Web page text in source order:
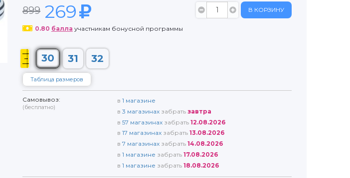
899 269 В КОРЗИНУ
0.80 балла участникам бонусной программы
30 31 32
Таблица размеров
Самовывоз:
(бесплатно)
в 1 магазине
в 3 магазинах забрать завтра
в 57 магазинах забрать 12.08.2026
в 17 магазинах забрать 13.08.2026
в 7 магазинах забрать 14.08.2026
в 1 магазине забрать 17.08.2026
в 1 магазине забрать 18.08.2026